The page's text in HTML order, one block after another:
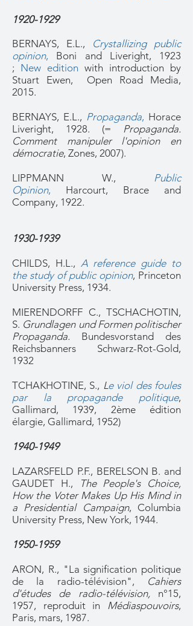
1920-1929
BERNAYS, E.L., Crystallizing public
opinion, Boni and Liveright, 1923
; New edition with introduction by
Stuart Ewen, Open Road Media,
2015.
BERNAYS, E.L., Propaganda, Horace
Liveright, 1928. (= Propaganda.
Comment manipuler l'opinion en
démocratie, Zones, 2007).
LIPPMANN W., Public
Opinion, Harcourt, Brace and
Company, 1922.
1930-1939
CHILDS, H.L., A reference guide to
the study of public opinion, Princeton
University Press, 1934.
MIERENDORFF C., TSCHACHOTIN,
S. Grundlagen und Formen politischer
Propaganda. Bundesvorstand des
Reichsbanners Schwarz-Rot-Gold,
1932
TCHAKHOTINE, S., Le viol des foules
par la propagande politique,
Gallimard, 1939, 2ème édition
élargie, Gallimard, 1952)
1940-1949
LAZARSFELD P.F., BERELSON B. and
GAUDET H.,
The People's Choice,
How the Voter Makes Up His Mind in
a Presidential Campaign, Columbia
University Press, New York, 1944.
1950-1959
ARON, R., "La signification politique
de la radio-télévision", Cahiers
d'études de radio-télévision,n°15,
1957, reproduit in Médiaspouvoirs,
Paris, mars, 1987.